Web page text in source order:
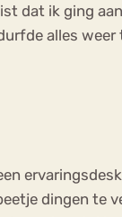
dat ik ging
alles
dingen te